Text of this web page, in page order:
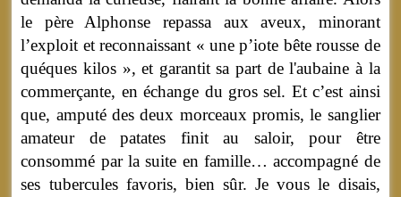
le père Alphonse repassa aux aveux, minorant
l’exploit et reconnaissant « une p’iote bête rousse de
quéques kilos », et garantit sa part de l'aubaine à la
commerçante, en échange du gros sel. Et c’est ainsi
que, amputé des deux morceaux promis, le sanglier
amateur de patates finit au saloir, pour être
consommé par la suite en famille… accompagné de
ses tubercules favoris, bien sûr. Je vous le disais,